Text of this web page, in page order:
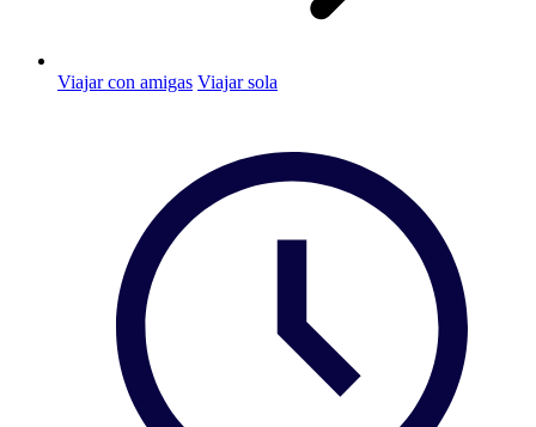
Viajar con amigas Viajar sola